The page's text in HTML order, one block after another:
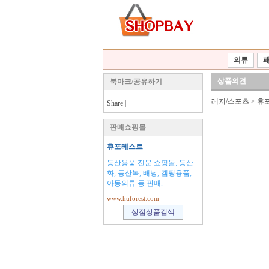
의류
북마크/공유하기
Share
판매쇼핑몰
휴포레스트
등산용품 전문 쇼핑몰, 등산
화, 등산복, 배낭, 캠핑용품,
아동의류 등 판매.
www.huforest.com
상품의견
레저/스포츠 > 휴